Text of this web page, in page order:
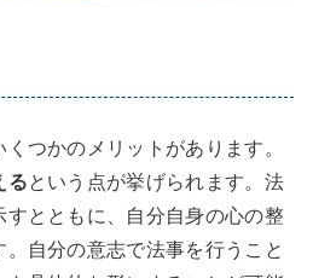
つかのメリットがあります。
るという点が挙げられます。法
とともに、自分自身の心の整
自分の意志で法事を行うこと